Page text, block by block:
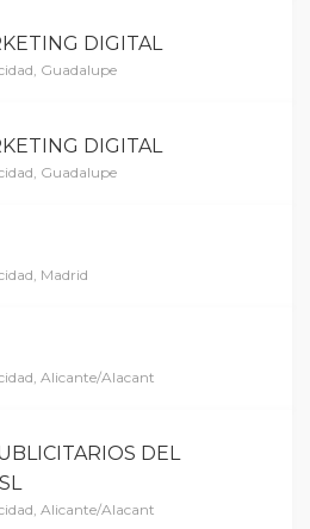
DIGITAL
Guadalupe
DIGITAL
Guadalupe
Madrid
Alicante/Alacant
DEL
Alicante/Alacant